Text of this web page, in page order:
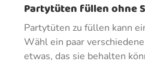
Partytüten füllen ohne
Partytüten zu füllen kann
Wähl ein paar
etwas, das sie behalten